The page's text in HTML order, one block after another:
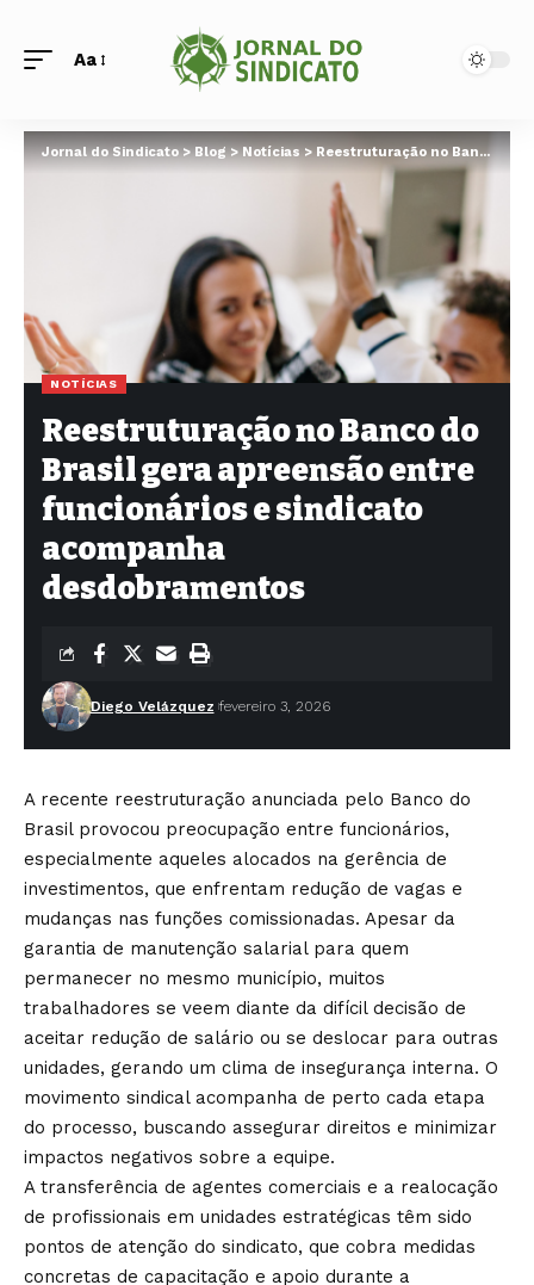
Aa
Jornal do Sindicato>Blog>Notícias >Reestruturação no Banco do Brasil gera apreensão entre funcionários e sindicato acompanha desdobramentos
NOTÍCIAS
Reestruturação no Banco do
Brasil gera apreensão entre
funcionários e sindicato
acompanha
desdobramentos
Diego Velázquez fevereiro 3, 2026
A recente reestruturação anunciada pelo Banco do
Brasil provocou preocupação entre funcionários,
especialmente aqueles alocados na gerência de
investimentos, que enfrentam redução de vagas e
mudanças nas funções comissionadas. Apesar da
garantia de manutenção salarial para quem
permanecer no mesmo município, muitos
trabalhadores se veem diante da difícil decisão de
aceitar redução de salário ou se deslocar para outras
unidades, gerando um clima de insegurança interna. O
movimento sindical acompanha de perto cada etapa
do processo, buscando assegurar direitos e minimizar
impactos negativos sobre a equipe.
A transferência de agentes comerciais e a realocação
de profissionais em unidades estratégicas têm sido
pontos de atenção do sindicato, que cobra medidas
concretas de capacitação e apoio durante a